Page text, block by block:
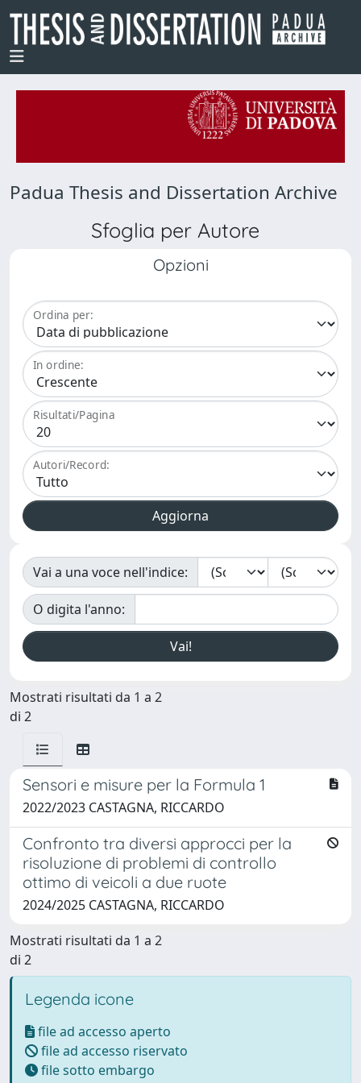
Padua Thesis and Dissertation Archive
Sfoglia per Autore
Opzioni
Ordina per:
In ordine:
Risultati/Pagina
Autori/Record:
Vai a una voce nell'indice:
O digita l'anno:
Mostrati risultati da 1 a 2
di 2
Sensori e misure per la Formula 1
2022/2023 CASTAGNA, RICCARDO
Confronto tra diversi approcci per la
risoluzione di problemi di controllo
ottimo di veicoli a due ruote
2024/2025 CASTAGNA, RICCARDO
Mostrati risultati da 1 a 2
di 2
Legenda icone
file ad accesso aperto
file ad accesso riservato
file sotto embargo